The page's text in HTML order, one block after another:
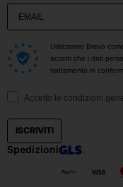
Utilizziamo Brevo
accetti che i dati
trattamento in
Accetto le condizioni
ISCRIVITI
Spedizioni